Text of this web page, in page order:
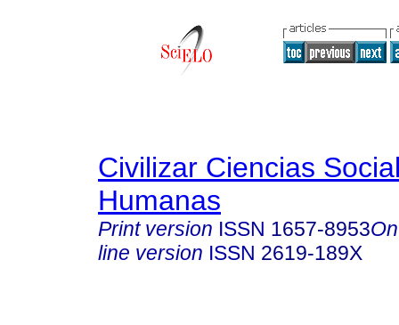
Civilizar Ciencias
Humanas
Print version ISSN 1657-8953
line version ISSN 2619-189X